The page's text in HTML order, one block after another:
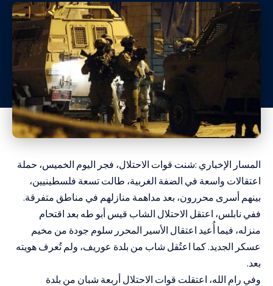
المسار الإخباري :شنت قوات الاحتلال، فجر اليوم الخميس، حملة
اعتقالات واسعة في الضفة الغربية، طالت تسعة فلسطينيين،
بينهم أسرى محررون، بعد مداهمة منازلهم في مناطق متفرقة.
ففي نابلس، اعتقل الاحتلال الشاب قيس أبو طه بعد اقتحام
منزله، فيما أُعيد اعتقال الأسير المحرر سلوم جودة من مخيم
عسكر الجديد. كما اعتُقل شاب من بلدة عوريف، ولم تُعرف هويته
بعد.
وفي رام الله، اعتقلت قوات الاحتلال أربعة شبان من بلدة